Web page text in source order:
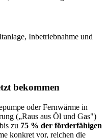
Inbetriebnahme und
bekommen
oder Fernwärme in
(„Raus aus Öl und Gas")
zu 75 % der förderfähigen
konkret vor, reichen die